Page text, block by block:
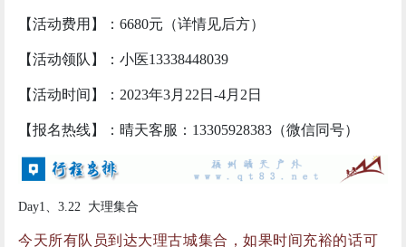
【活动领队】：小医13338448039
【活动时间】：2023年3月22日-4月2日
【报名热线】：晴天客服：13305928383（微信同号）
Day1、3.22 大理集合
今天所有队员到达大理古城集合，如果时间充裕的话可